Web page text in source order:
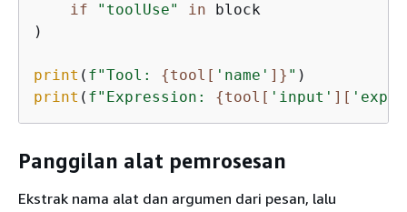
if
"toolUse" in block
)
print ( f"Tool: {tool[ 'name' ]} "
print ( f"Expression: {tool[ 'input' ][
Panggilan alat pemrosesan
Ekstrak nama alat dan argumen dari pesan, lalu